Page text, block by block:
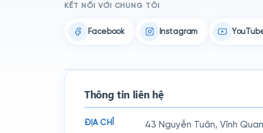
KẾT NỐI VỚI CHÚNG TÔI
Facebook Instagram
Thông tin liên hệ
ĐỊA CHỈ 43 Nguyễn Tuân, Vĩnh